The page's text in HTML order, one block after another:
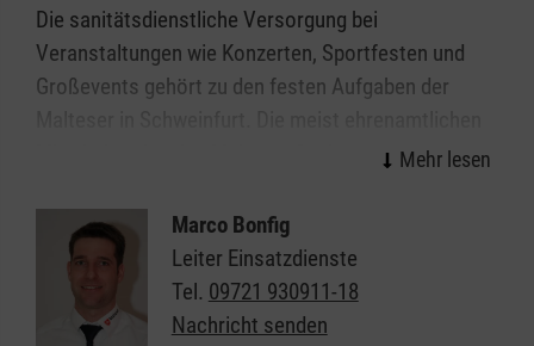
Die sanitätsdienstliche Versorgung bei
Veranstaltungen wie Konzerten, Sportfesten und
Großevents gehört zu den festen Aufgaben der
Mitarbeitenden des Malteser Sanitätsdiensts leisten
Veranstaltungen ab einer gewissen Dimension bzw.
mit einer bestimmten Charakteristik erfordern einen
qualifizierten Sanitätsdienst. Überall da, wo viele
Marco Bonfig
Leiter Einsatzdienste
Tel. 09721 930911-18
Nachricht senden